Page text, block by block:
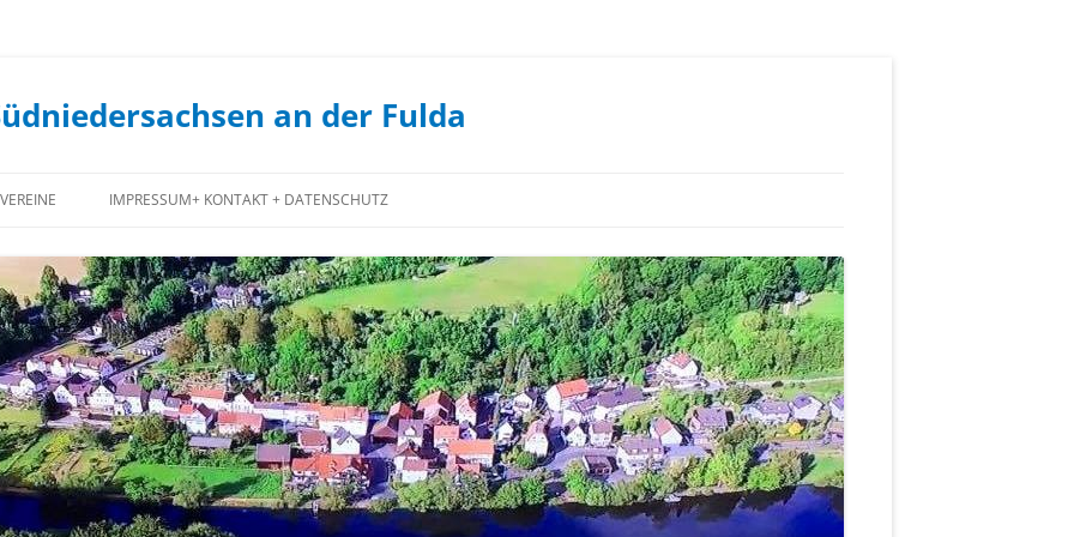
an der Fulda
VEREINE
JUGENDCLUB
JAGDGENOSSENSCHAFT
FORSTGENOSSENSCHAFT
SPIEKERSHAUSEN
1. STAUFENBERGER ANGELVEREIN
IMPRESSUM+ KONTAKT + DATENSCHUTZ